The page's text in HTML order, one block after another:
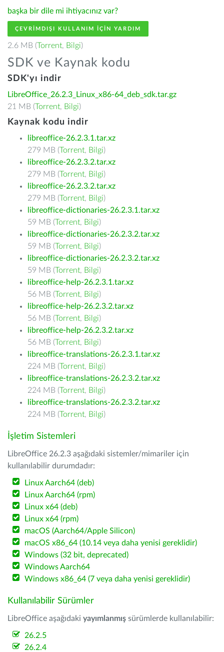
başka bir dile mi ihtiyacınız var?
ÇEVRIMDIŞI KULLANIM IÇIN YARDIM
2.6 MB (Torrent, Bilgi)
SDK ve Kaynak kodu
SDK'yı indir
LibreOffice_26.2.3_Linux_x86-64_deb_sdk.tar.gz
21 MB (Torrent, Bilgi)
Kaynak kodu indir
libreoffice-26.2.3.1.tar.xz
279 MB (Torrent, Bilgi)
libreoffice-26.2.3.2.tar.xz
279 MB (Torrent, Bilgi)
libreoffice-26.2.3.2.tar.xz
279 MB (Torrent, Bilgi)
libreoffice-dictionaries-26.2.3.1.tar.xz
59 MB (Torrent, Bilgi)
libreoffice-dictionaries-26.2.3.2.tar.xz
59 MB (Torrent, Bilgi)
libreoffice-dictionaries-26.2.3.2.tar.xz
59 MB (Torrent, Bilgi)
libreoffice-help-26.2.3.1.tar.xz
56 MB (Torrent, Bilgi)
libreoffice-help-26.2.3.2.tar.xz
56 MB (Torrent, Bilgi)
libreoffice-help-26.2.3.2.tar.xz
56 MB (Torrent, Bilgi)
libreoffice-translations-26.2.3.1.tar.xz
224 MB (Torrent, Bilgi)
libreoffice-translations-26.2.3.2.tar.xz
224 MB (Torrent, Bilgi)
libreoffice-translations-26.2.3.2.tar.xz
224 MB (Torrent, Bilgi)
İşletim Sistemleri
LibreOffice 26.2.3 aşağıdaki sistemler/mimariler için
kullanılabilir durumdadır:
Linux Aarch64 (deb)
Linux Aarch64 (rpm)
Linux x64 (deb)
Linux x64 (rpm)
macOS (Aarch64/Apple Silicon)
macOS x86_64 (10.14 veya daha yenisi gereklidir)
Windows (32 bit, deprecated)
Windows Aarch64
Windows x86_64 (7 veya daha yenisi gereklidir)
Kullanılabilir Sürümler
LibreOffice aşağıdaki yayımlanmış sürümlerde kullanılabilir:
26.2.5
26.2.4